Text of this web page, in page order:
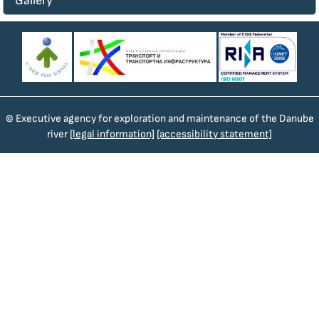
© Executive agency for exploration and maintenance of the Danube
river [legal information] [accessibility statement]